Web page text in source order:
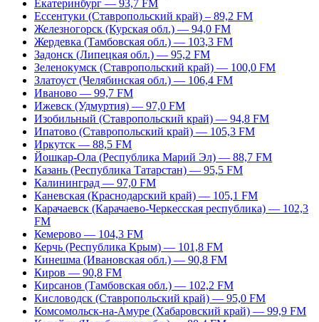
Екатеринбург — 93,7 FM
Ессентуки (Ставропольский край) – 89,2 FM
Железногорск (Курская обл.) — 94,0 FM
Жердевка (Тамбовская обл.) — 103,3 FM
Задонск (Липецкая обл.) — 95,2 FM
Зеленокумск (Ставропольский край) — 100,0 FM
Златоуст (Челябинская обл.) — 106,4 FM
Иваново — 99,7 FM
Ижевск (Удмуртия) — 97,0 FM
Изобильный (Ставропольский край) — 94,8 FM
Ипатово (Ставропольский край) — 105,3 FM
Иркутск — 88,5 FM
Йошкар-Ола (Республика Марий Эл) — 88,7 FM
Казань (Республика Татарстан) — 95,5 FM
Калининград — 97,0 FM
Каневская (Краснодарский край) — 105,1 FM
Карачаевск (Карачаево-Черкесская республика) — 102,3
FM
Кемерово — 104,3 FM
Керчь (Республика Крым) — 101,8 FM
Кинешма (Ивановская обл.) — 90,8 FM
Киров — 90,8 FM
Кирсанов (Тамбовская обл.) — 102,2 FM
Кисловодск (Ставропольский край) — 95,0 FM
Комсомольск-на-Амуре (Хабаровский край) — 99,9 FM